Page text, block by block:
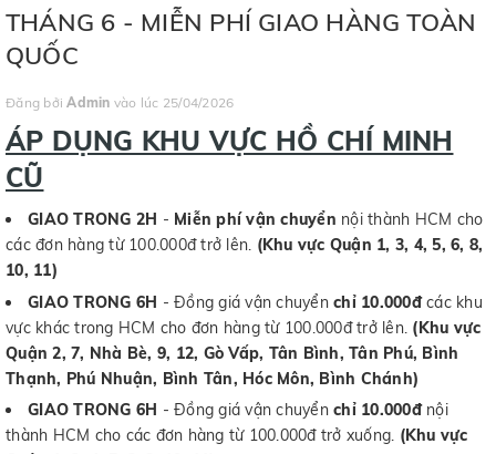
THÁNG 6 - MIỄN PHÍ GIAO HÀNG TOÀN
QUỐC
Đăng bởiAdmin vào lúc 25/04/2026
ÁP DỤNG KHU VỰC HỒ CHÍ MINH
CŨ
GIAO TRONG 2H - Miễn phí vận chuyển nội thành HCM cho
các đơn hàng từ 100.000đ trở lên. (Khu vực Quận 1, 3, 4, 5, 6, 8,
10, 11)
GIAO TRONG 6H - Đồng giá vận chuyển chỉ 10.000đcác khu
vực khác trong HCM cho đơn hàng từ 100.000đ trở lên. (Khu vực
Quận 2, 7, Nhà Bè, 9, 12, Gò Vấp, Tân Bình, Tân Phú, Bình
Thạnh, Phú Nhuận, Bình Tân, Hóc Môn, Bình Chánh)
GIAO TRONG 6H - Đồng giá vận chuyển chỉ 10.000đnội
thành HCM cho các đơn hàng từ 100.000đ trở xuống. (Khu vực